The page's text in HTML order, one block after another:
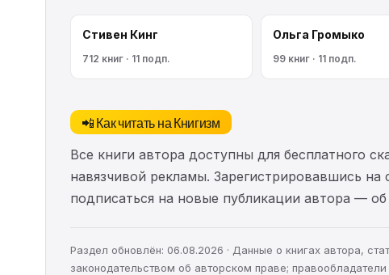
Стивен Кинг
712 книг · 11 подп.
Ольга Громыко
99 книг · 11 подп.
📲 Как читать на Книгизм
Все книги автора доступны для бесплатного
навязчивой рекламы. Зарегистрировавшись
подписаться на новые публикации автора —
Раздел обновлён: 06.08.2026 · Данные о книгах автора,
законодательством об авторском праве; правообладатели